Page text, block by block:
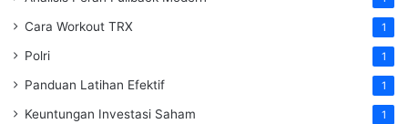
Cara Workout TRX 1
Polri 1
Panduan Latihan Efektif 1
Keuntungan Investasi Saham 1